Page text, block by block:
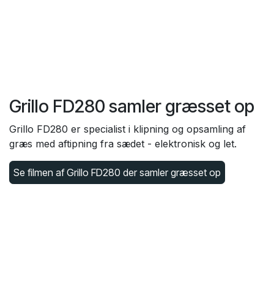
Grillo FD280 samler græsset op
Grillo FD280 er specialist i klipning og opsamling af
græs med aftipning fra sædet - elektronisk og let.
Se filmen af Grillo FD280 der samler græsset op